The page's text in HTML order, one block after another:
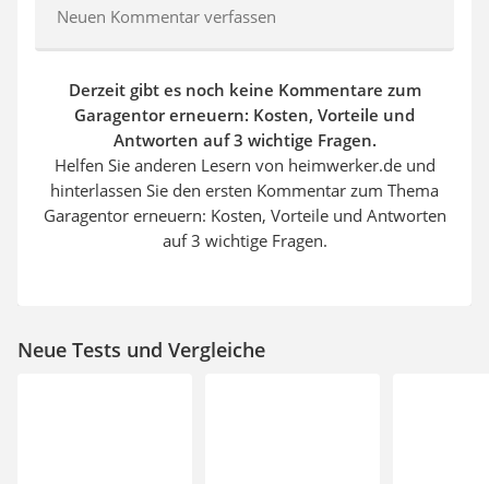
Neuen Kommentar verfassen
Derzeit gibt es noch keine Kommentare zum
Garagentor erneuern: Kosten, Vorteile und
Antworten auf 3 wichtige Fragen.
Helfen Sie anderen Lesern von heimwerker.de und
hinterlassen Sie den ersten Kommentar zum Thema
Garagentor erneuern: Kosten, Vorteile und Antworten
auf 3 wichtige Fragen.
Neue Tests und Vergleiche